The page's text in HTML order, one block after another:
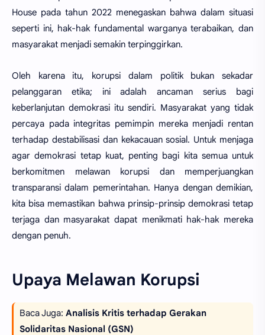
House pada tahun 2022 menegaskan bahwa dalam situasi
seperti ini, hak-hak fundamental warganya terabaikan, dan
masyarakat menjadi semakin terpinggirkan.
Oleh karena itu, korupsi dalam politik bukan sekadar
pelanggaran etika; ini adalah ancaman serius bagi
keberlanjutan demokrasi itu sendiri. Masyarakat yang tidak
percaya pada integritas pemimpin mereka menjadi rentan
terhadap destabilisasi dan kekacauan sosial. Untuk menjaga
agar demokrasi tetap kuat, penting bagi kita semua untuk
berkomitmen melawan korupsi dan memperjuangkan
transparansi dalam pemerintahan. Hanya dengan demikian,
kita bisa memastikan bahwa prinsip-prinsip demokrasi tetap
terjaga dan masyarakat dapat menikmati hak-hak mereka
dengan penuh.
Upaya Melawan Korupsi
Baca Juga: Analisis Kritis terhadap Gerakan
Solidaritas Nasional (GSN)